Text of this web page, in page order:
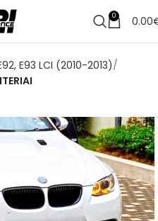
0 0.00
E93 LCI (2010-2013)